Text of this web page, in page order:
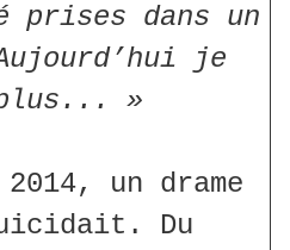
prises dans un
je
plus... »
un drame
Du